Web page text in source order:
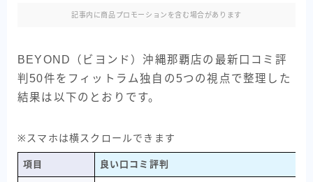
記事内に商品プロモーションを含む場合があります
BEYOND（ビヨンド）沖縄那覇店の最新口コミ評
判50件をフィットラム独自の5つの視点で整理した
結果は以下のとおりです。
※スマホは横スクロールできます
項目 良い口コミ評判